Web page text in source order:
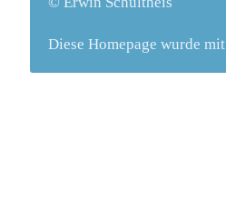
Diese Homepage wurde mit